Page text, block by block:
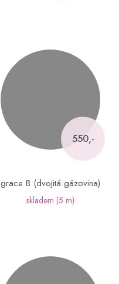
550,-
grace B (dvojitá gázovina)
skladem (5 m)